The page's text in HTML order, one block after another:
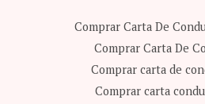
Comprar Carta De
Comprar Carta De
Comprar carta de
Comprar carta